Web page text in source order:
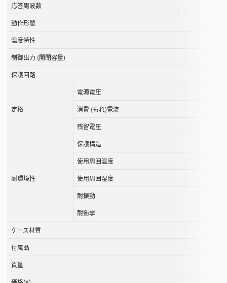
応答周波数
動作形態
温度特性
制御出力 (開閉容量)
保護回路
定格
電源電圧
消費 (もれ)電流
残留電圧
耐環境性
保護構造
使用周囲温度
使用周囲湿度
耐振動
耐衝撃
ケース材質
付属品
質量